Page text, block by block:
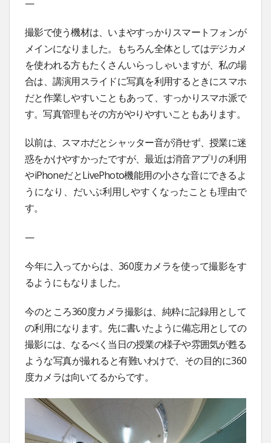
—
撮影で使う機材は、いまやすっかりスマートフォンが
メインになりました。もちろん全体としてはデジカメ
を使われる方もたくさんいらっしゃいますが、私の場
合は、講演用スライドに写真を利用するときにスマホ
だと作業しやすいこともあって、すっかりスマホ派で
す。写真管理もその方がやりやすいこともあります。
以前は、スマホだとシャッター音が消せず、授業に迷
惑をかけやすかったですが、最近は消音アプリの利用
やiPhoneだとLivePhoto機能用の小さな音にできるよ
うになり、だいぶ利用しやすくなったことも理由で
す。
—
今年に入ってからは、360度カメラを使って撮影をす
るようにもなりました。
今のところ360度カメラ撮影は、純粋に記録用として
の利用になります。先に書いたように備忘用としての
撮影には、なるべく当日の授業の様子や雰囲気が甦る
ような写真が撮れると有難いわけで、その目的に360
度カメラは向いてるからです。